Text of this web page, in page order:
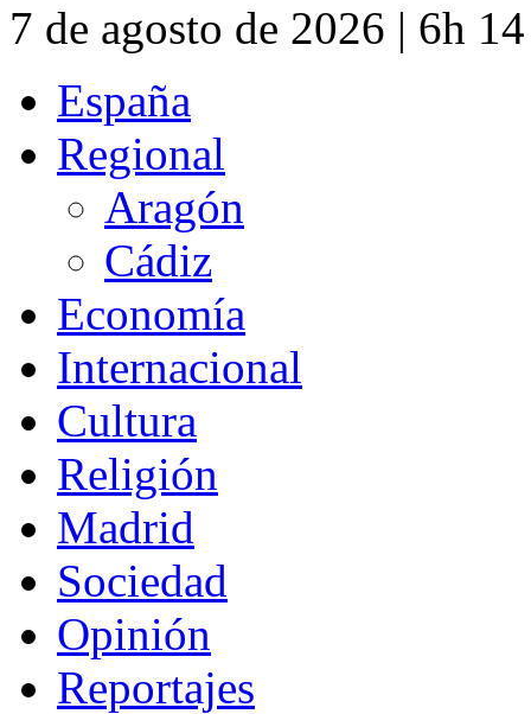
7 de agosto de 2026 | 6h
España
Regional
Aragón
Cádiz
Economía
Internacional
Cultura
Religión
Madrid
Sociedad
Opinión
Reportajes